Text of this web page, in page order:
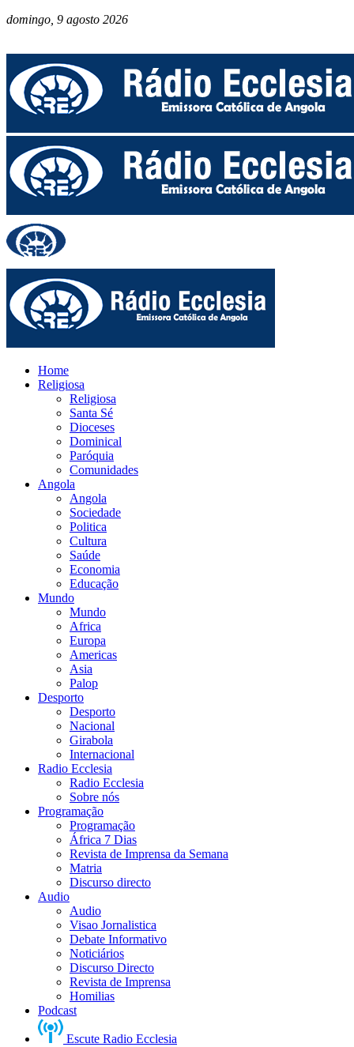
domingo, 9 agosto 2026
Home
Religiosa
Religiosa
Santa Sé
Dioceses
Dominical
Paróquia
Comunidades
Angola
Angola
Sociedade
Politica
Cultura
Saúde
Economia
Educação
Mundo
Mundo
Africa
Europa
Americas
Asia
Palop
Desporto
Desporto
Nacional
Girabola
Internacional
Radio Ecclesia
Radio Ecclesia
Sobre nós
Programação
Programação
África 7 Dias
Revista de Imprensa da Semana
Matria
Discurso directo
Audio
Audio
Visao Jornalistica
Debate Informativo
Noticiários
Discurso Directo
Revista de Imprensa
Homilias
Podcast
Escute Radio Ecclesia